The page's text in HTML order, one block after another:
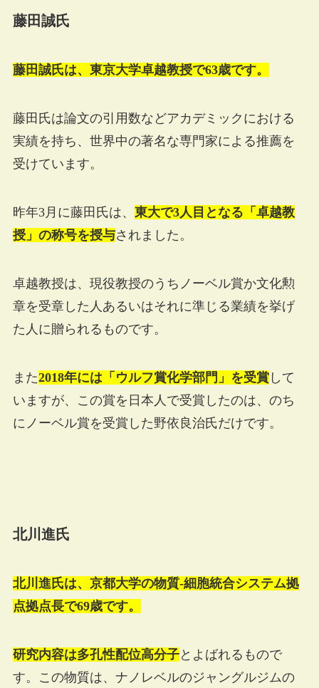
藤田誠氏
藤田誠氏は、東京大学卓越教授で63歳です。
藤田氏は論文の引用数などアカデミックにおける
実績を持ち、世界中の著名な専門家による推薦を
受けています。
昨年3月に藤田氏は、 東大で3人目となる「卓越教
授」の称号を授与されました。
卓越教授は、現役教授のうちノーベル賞か文化勲
章を受章した人あるいはそれに準じる業績を挙げ
た人に贈られるものです。
また2018年には「ウルフ賞化学部門」を受賞して
いますが、この賞を日本人で受賞したのは、のち
にノーベル賞を受賞した野依良治氏だけです。
北川進氏
北川進氏は、京都大学の物質-細胞統合システム拠
点拠点長で69歳です。
研究内容は多孔性配位高分子とよばれるもので
す。この物質は、ナノレベルのジャングルジムの